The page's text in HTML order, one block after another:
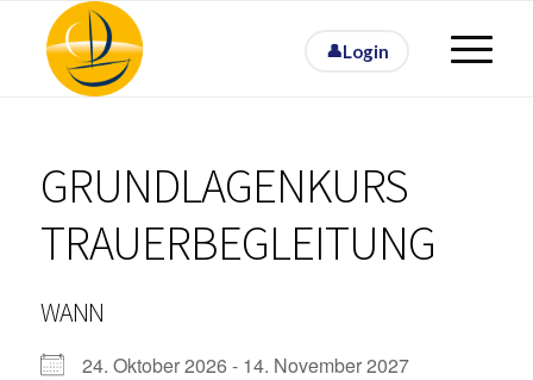
Login
GRUNDLAGENKURS
TRAUERBEGLEITUNG
WANN
24. Oktober 2026 - 14. November 2027